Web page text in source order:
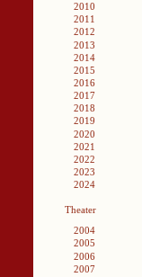
2010
2011
2012
2013
2014
2015
2016
2017
2018
2019
2020
2021
2022
2023
2024
Theater
2004
2005
2006
2007